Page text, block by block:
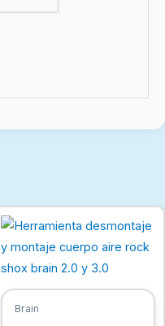
Brain